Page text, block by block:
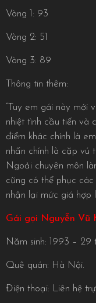
Vòng 1: 93
Vòng 2: 51
Vòng 3: 89
Thông tin thêm:
“Tuy em gái này mới
nhiệt tình cầu tiến và
điểm khác chính là
nhấn chính là cặp vú
Ngoải chuyên môn
cũng có thể phục
nhận lại mức giá hợp
Gái gọi Nguyễn Vũ
Năm sinh: 1993 – 29
Quê quán: Hà Nội.
Điện thoại: Liên hệ